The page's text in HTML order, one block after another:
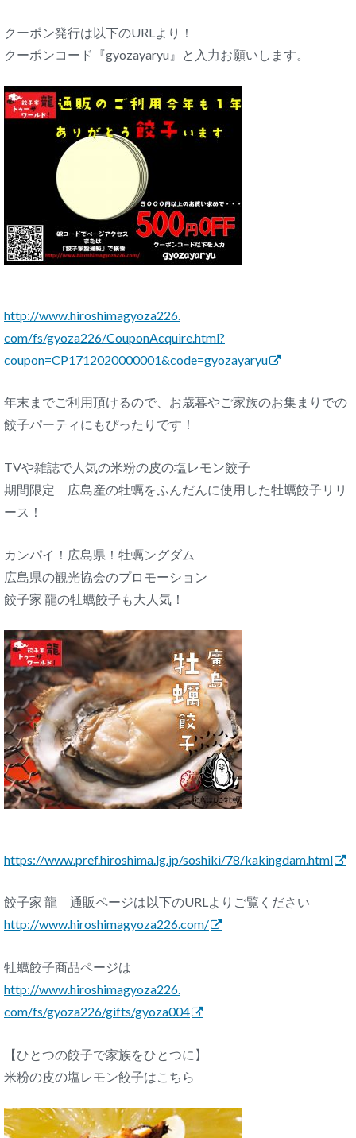
クーポン発行は以下のURLより！
クーポンコード『gyozayaryu』と入力お願いします。
http://www.hiroshimagyoza226.
com/fs/gyoza226/CouponAcquire.html?
coupon=CP1712020000001&code=gyozayaryu
年末までご利用頂けるので、 お歳暮やご家族のお集まりでの
餃子パーティにもぴったりです！
TVや雑誌で人気の米粉の皮の塩レモン餃子
期間限定 広島産の牡蠣をふんだんに使用した牡蠣餃子リリ
ース！
カンパイ！広島県！牡蠣ングダム
広島県の観光協会のプロモーション
餃子家 龍の牡蠣餃子も大人気！
https://www.pref.hiroshima.lg. jp/soshiki/78/kakingdam.html
餃子家 龍 通販ページは以下のURLよりご覧ください
http://www.hiroshimagyoza226.com/
牡蠣餃子商品ページは
http://www.hiroshimagyoza226.
com/fs/gyoza226/gifts/gyoza004
【ひとつの餃子で家族をひとつに】
米粉の皮の塩レモン餃子はこちら